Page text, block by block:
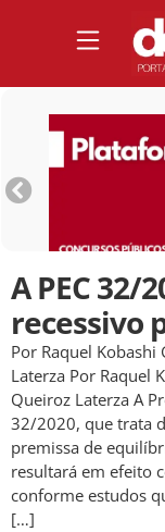
A PEC 32/
recessivo
Por Raquel
Laterza Por Raquel
Queiroz Laterza A
32/2020, que trata
premissa de
resultará em efeito
conforme estudos
[…]